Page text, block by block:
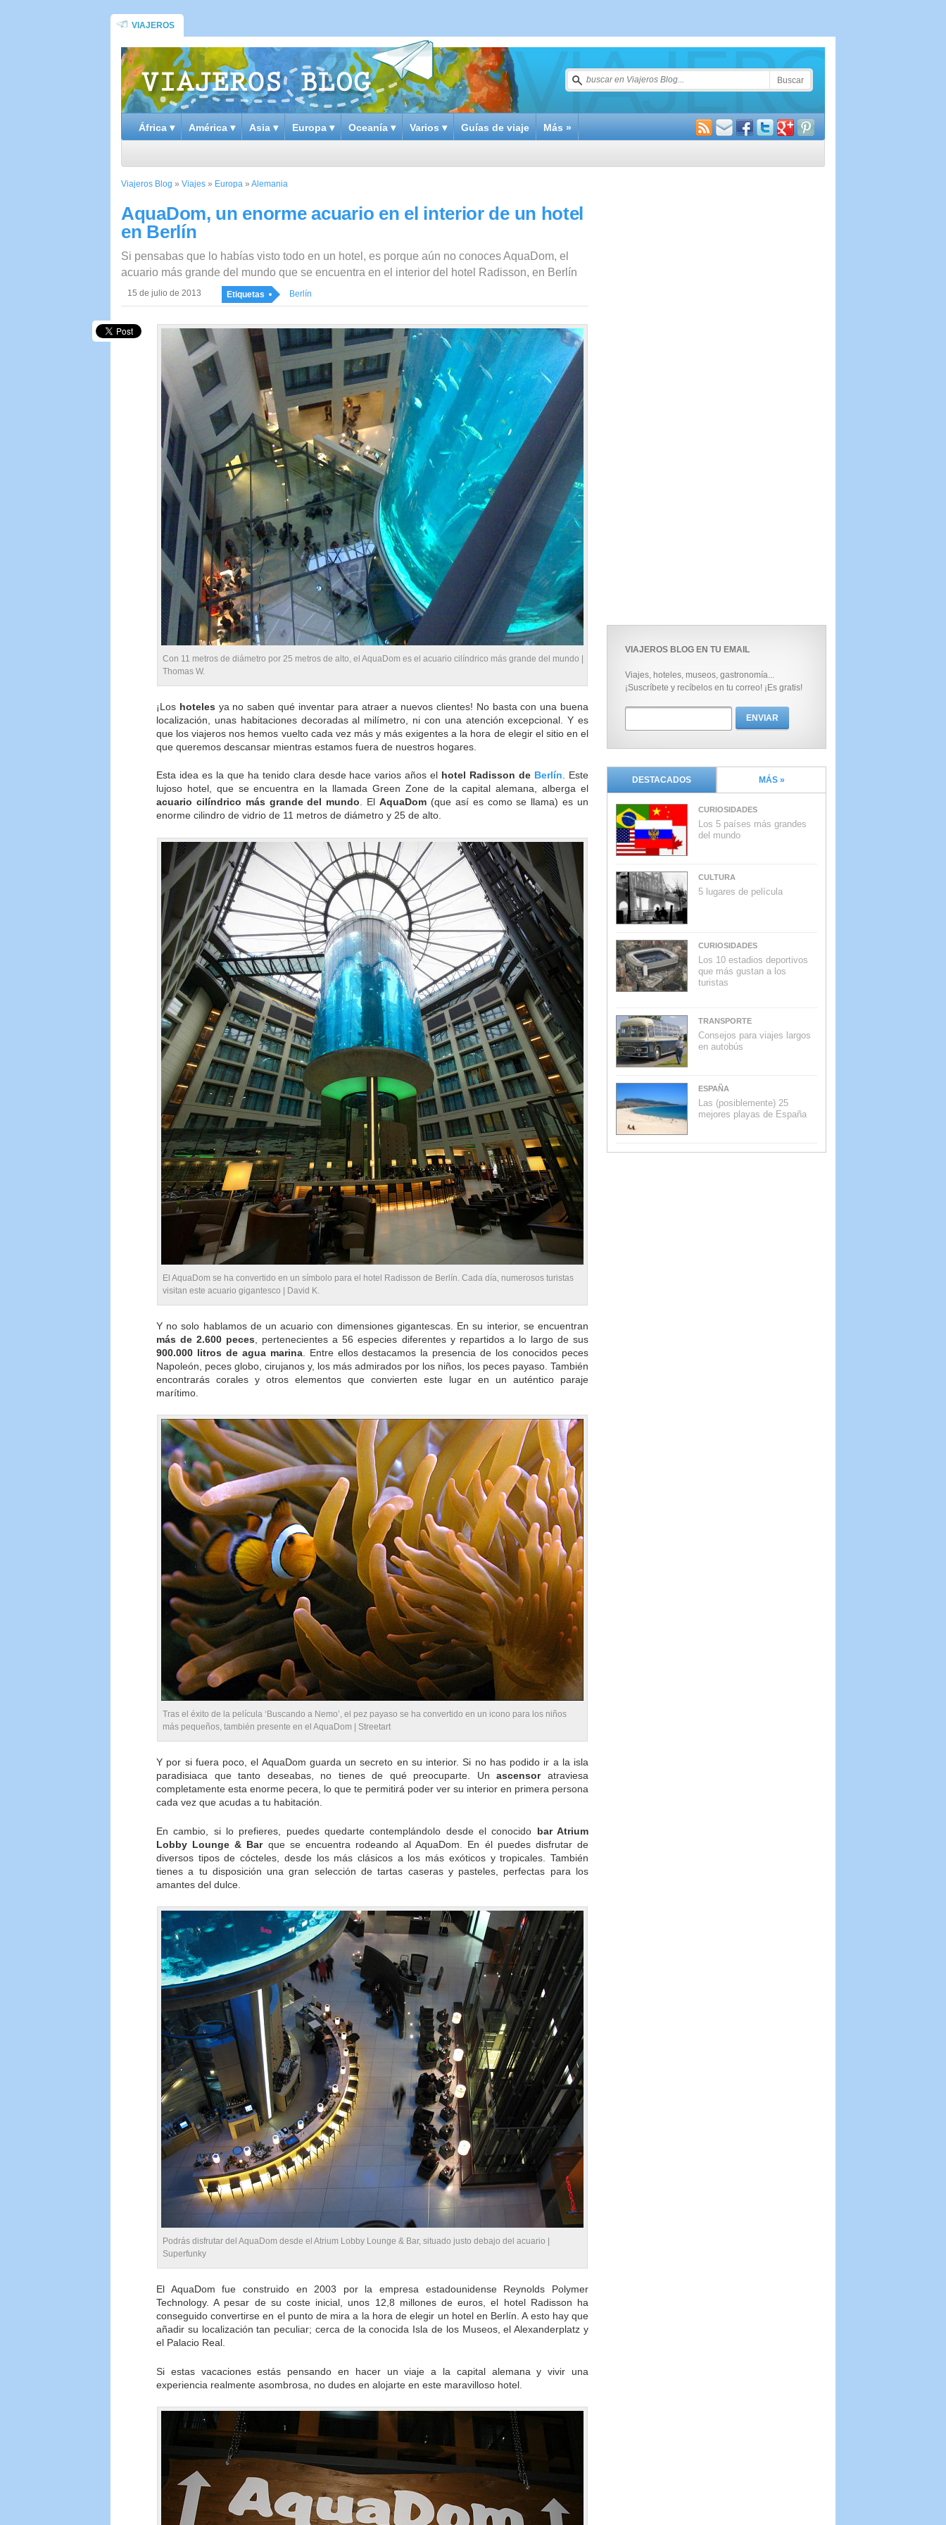
VIAJEROS
África ▾ América ▾ Asia ▾ Europa ▾ Oceanía ▾ Varios ▾ Guías de viaje Más »
Viajeros Blog » Viajes » Europa » Alemania
AquaDom, un enorme acuario en el interior de un hotel
en Berlín
Si pensabas que lo habías visto todo en un hotel, es porque aún no conoces AquaDom, el
acuario más grande del mundo que se encuentra en el interior del hotel Radisson, en Berlín
15 de julio de 2013 Etiquetas Berlín
Con 11 metros de diámetro por 25 metros de alto, el AquaDom es el acuario cilíndrico más grande del mundo |
Thomas W.
¡Los hoteles ya no saben qué inventar para atraer a nuevos clientes! No basta con una buena
localización, unas habitaciones decoradas al milímetro, ni con una atención excepcional. Y es
que los viajeros nos hemos vuelto cada vez más y más exigentes a la hora de elegir el sitio en el
que queremos descansar mientras estamos fuera de nuestros hogares.
Esta idea es la que ha tenido clara desde hace varios años el hotel Radisson de Berlín. Este
lujoso hotel, que se encuentra en la llamada Green Zone de la capital alemana, alberga el
acuario cilíndrico más grande del mundo. ElAquaDom (que así es como se llama) es un
enorme cilindro de vidrio de 11 metros de diámetro y 25 de alto.
El AquaDom se ha convertido en un símbolo para el hotel Radisson de Berlín. Cada día, numerosos turistas
visitan este acuario gigantesco | David K.
Y no solo hablamos de un acuario con dimensiones gigantescas. En su interior, se encuentran
más de 2.600 peces , pertenecientes a 56 especies diferentes y repartidos a lo largo de sus
900.000 litros de agua marina. Entre ellos destacamos la presencia de los conocidos peces
Napoleón, peces globo, cirujanos y, los más admirados por los niños, los peces payaso. También
encontrarás corales y otros elementos que convierten este lugar en un auténtico paraje
marítimo.
Tras el éxito de la película ‘Buscando a Nemo’, el pez payaso se ha convertido en un icono para los niños
más pequeños, también presente en el AquaDom | Streetart
Y por si fuera poco, el AquaDom guarda un secreto en su interior. Si no has podido ir a la isla
paradisiaca que tanto deseabas, no tienes de qué preocuparte. Unascensoratraviesa
completamente esta enorme pecera, lo que te permitirá poder ver su interior en primera persona
cada vez que acudas a tu habitación.
En cambio, si lo prefieres, puedes quedarte contemplándolo desde el conocido bar Atrium
Lobby Lounge & Barque se encuentra rodeando al AquaDom. En él puedes disfrutar de
diversos tipos de cócteles, desde los más clásicos a los más exóticos y tropicales. También
tienes a tu disposición una gran selección de tartas caseras y pasteles, perfectas para los
amantes del dulce.
Podrás disfrutar del AquaDom desde el Atrium Lobby Lounge & Bar, situado justo debajo del acuario |
Superfunky
El AquaDom fue construido en 2003 por la empresa estadounidense Reynolds Polymer
Technology. A pesar de su coste inicial, unos 12,8 millones de euros, el hotel Radisson ha
conseguido convertirse en el punto de mira a la hora de elegir un hotel en Berlín. A esto hay que
añadir su localización tan peculiar; cerca de la conocida Isla de los Museos, el Alexanderplatz y
el Palacio Real.
Si estas vacaciones estás pensando en hacer un viaje a la capital alemana y vivir una
experiencia realmente asombrosa, no dudes en alojarte en este maravilloso hotel.
VIAJEROS BLOG EN TU EMAIL
Viajes, hoteles, museos, gastronomía...
¡Suscríbete y recíbelos en tu correo! ¡Es gratis!
DESTACADOS MÁS »
CURIOSIDADES
Los 5 países más grandes
del mundo
CULTURA
5 lugares de película
CURIOSIDADES
Los 10 estadios deportivos
que más gustan a los
turistas
TRANSPORTE
Consejos para viajes largos
en autobús
ESPAÑA
Las (posiblemente) 25
mejores playas de España